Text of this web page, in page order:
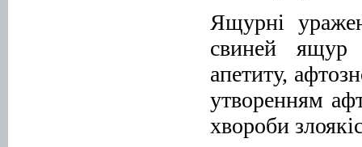
Ящурні
свиней ящур
апетиту,
утворенням
хвороби